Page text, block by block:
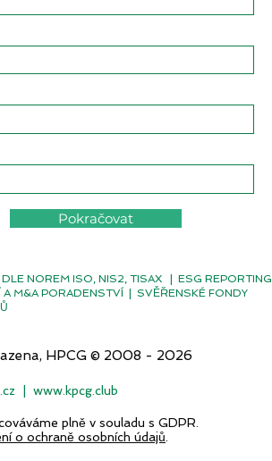
Pokračovat
NOREM ISO, NIS2, TISAX | ESG REPORTING
A M&A PORADENSTVÍ | SVĚŘENSKÉ FONDY
HPCG © 2008 - 2026
| www.kpcg.club
plně v souladu s GDPR.
o ochraně osobních údajů